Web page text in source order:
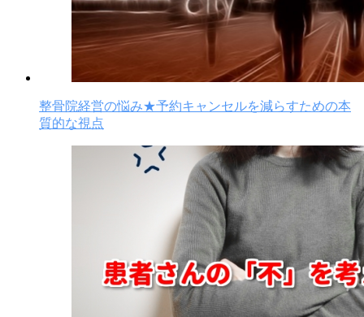
整骨院経営の悩み★予約キャンセルを減らすための本
質的な視点